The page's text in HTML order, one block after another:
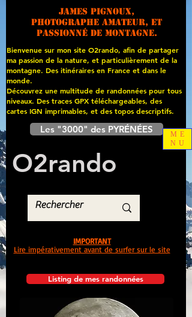
James PIGNOUX,
photographe amateur, et
passionné de montagne.
Bienvenue sur mon site O2rando, afin de partager
ma passion de la nature, et particulièrement de la
montagne. Des itinéraires en France et dans le
monde.
Découvrez une multitude de randonnées pour tous
niveaux. Des traces GPX téléchargeables, des
cartes IGN imprimables, et des topos descriptifs.
Les "3000" des PYRÉNÉES
O2rando
Listing de mes randonnées
IMPORTANT
Lire impérativement avant de surfer sur le site
ME
NU